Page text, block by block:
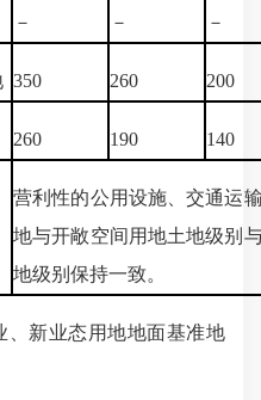
－ － －
350 260 200
260 190 140
营利性的公用设施、交通运
地与开敞空间用地土地级别
地级别保持一致。
业态用地地面基准地